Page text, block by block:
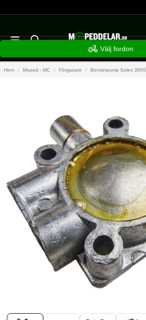
Välj fordon
Hem Moped - MC Förgasare Bensinpump Solex 3800